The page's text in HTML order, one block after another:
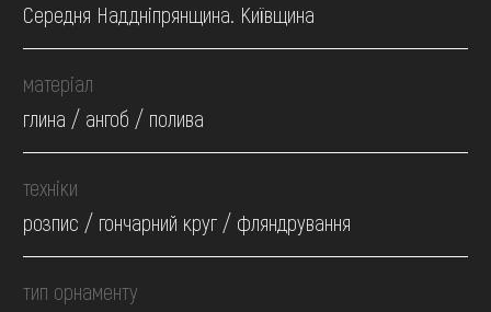
Середня Наддніпрянщина. Київщина
матеріал
глина / ангоб / полива
техніки
розпис / гончарний круг / фляндрування
тип орнаменту